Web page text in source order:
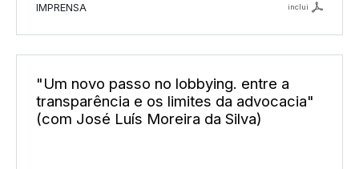
IMPRENSA
inclui
"Um novo passo no lobbying. entre a
transparência e os limites da advocacia"
(com José Luís Moreira da Silva)